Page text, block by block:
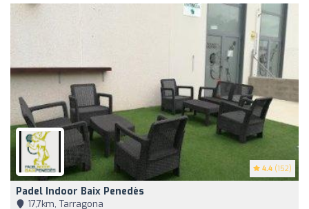
4.4 (152)
Padel Indoor Baix Penedès
17,7km, Tarragona